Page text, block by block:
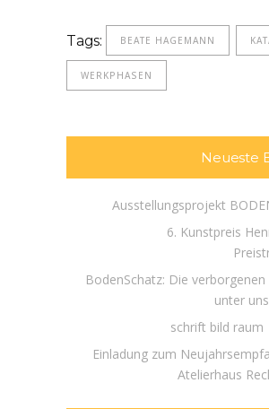
Tags: BEATE HAGEMANN
WERKPHASEN
Neueste
Ausstellungsprojekt
6. Kunstpreis
BodenSchatz: Die
unter
schrift bild
Einladung zum
Atelierhaus